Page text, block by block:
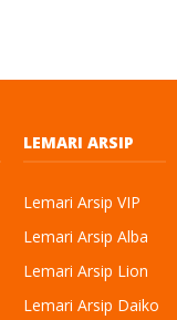
LEMARI ARSIP
Lemari Arsip VIP
Lemari Arsip Alba
Lemari Arsip Lion
Lemari Arsip Daiko